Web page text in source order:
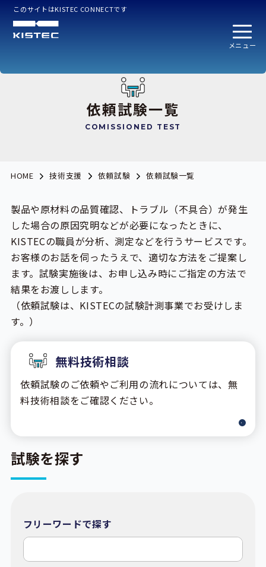
このサイトはKISTEC CONNECTです
メニュー
依頼試験一覧
COMISSIONED TEST
HOME 技術支援 依頼試験 依頼試験一覧
製品や原材料の品質確認、トラブル（不具合）が発生
した場合の原因究明などが必要になったときに、
KISTECの職員が分析、測定などを行うサービスです。
お客様のお話を伺ったうえで、適切な方法をご提案し
ます。試験実施後は、お申し込み時にご指定の方法で
結果をお渡しします。
（依頼試験は、KISTECの試験計測事業でお受けしま
す。）
無料技術相談
依頼試験のご依頼やご利用の流れについては、無
料技術相談をご確認ください。
試験を探す
フリーワードで探す